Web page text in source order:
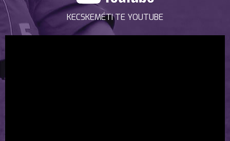
KECSKEMÉTI TE YOUTUBE